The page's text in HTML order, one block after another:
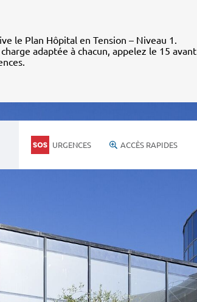
le Plan Hôpital en Tension – Niveau 1.
adaptée à chacun, appelez le 15 avant
URGENCES ACCÈS RAPIDES